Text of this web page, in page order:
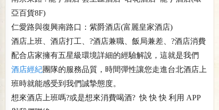
亞百貨8F)
仁愛路與復興南路口：紫爵酒店(富麗皇家酒店)
酒店上班、酒店打工、?酒店兼職、飯局兼差、?酒店消費
配合店家擁有五星級環境詳細的經驗解說，這就是我們
酒店經紀團隊的服務品質，時間彈性讓您走進台北酒店上
班時就能感受到我們誠摯態度。
想來酒店上班嗎?或是想來消費喝酒? 快 快 快 利用 APP